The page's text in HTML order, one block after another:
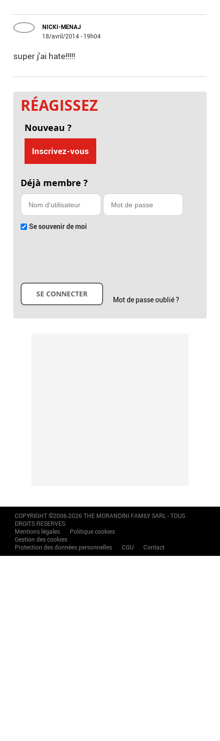
NICKI-MENAJ
18/avril/2014 - 19h04
super j'ai hate!!!!!
RÉAGISSEZ
Nouveau ?
Inscrivez-vous
Déjà membre ?
Se souvenir de moi
Mot de passe oublié ?
COPYRIGHT ©2006-2026 THE MORANDINI FAMILY SARL - TOUS
DROITS RESERVES
Mentions légales
Politique cookies
Gestion des cookies
Protection des données personnelles
CGU Contact